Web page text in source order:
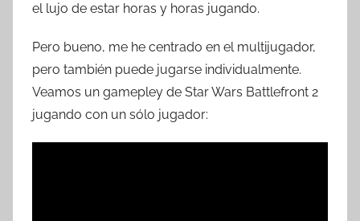
el lujo de estar horas y horas jugando.
Pero bueno, me he centrado en el multijugador,
pero también puede jugarse individualmente.
Veamos un gamepley de Star Wars Battlefront 2
jugando con un sólo jugador: